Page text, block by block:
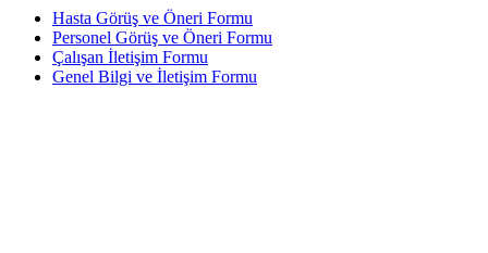
Hasta Görüş ve Öneri Formu
Personel Görüş ve Öneri Formu
Çalışan İletişim Formu
Genel Bilgi ve İletişim Formu